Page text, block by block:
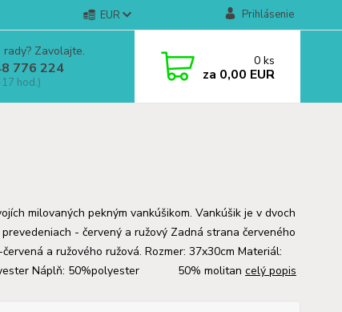
EUR Prihlásenie
rady? Zavolajte.
776 224
hod.)
0 ks
za 0,00 EUR
milovaných pekným vankúšikom. Vankúšik je v dvoch
- červený a ružový Zadná strana červeného
a ružového ružová. Rozmer: 37x30cm Materiál:
Náplň: 50%polyester 50% molitan celý popis